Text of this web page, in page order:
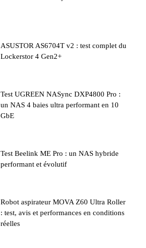
ASUSTOR AS6704T v2 : test complet du
Lockerstor 4 Gen2+
Test UGREEN NASync DXP4800 Pro :
un NAS 4 baies ultra performant en 10
GbE
Test Beelink ME Pro : un NAS hybride
performant et évolutif
Robot aspirateur MOVA Z60 Ultra Roller
: test, avis et performances en conditions
réelles